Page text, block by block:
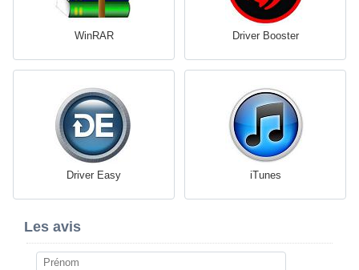
WinRAR Driver Booster
Driver Easy iTunes
Les avis